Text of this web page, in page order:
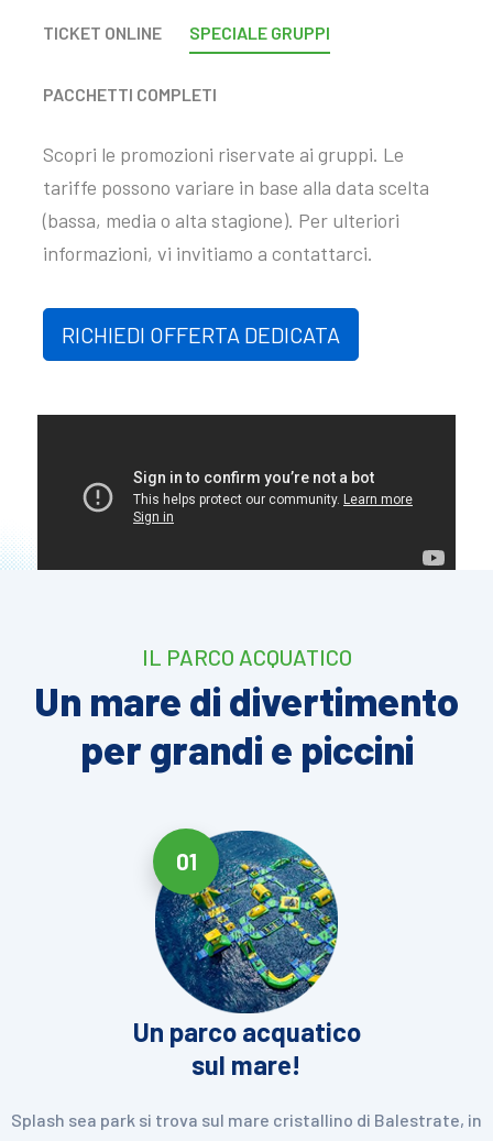
TICKET ONLINE SPECIALE GRUPPI
PACCHETTI COMPLETI
Scopri le promozioni riservate ai gruppi. Le
tariffe possono variare in base alla data scelta
(bassa, media o alta stagione). Per ulteriori
informazioni, vi invitiamo a contattarci.
RICHIEDI OFFERTA DEDICATA
IL PARCO ACQUATICO
Un mare di divertimento
per grandi e piccini
01
Un parco acquatico
sul mare!
Splash sea park si trova sul mare cristallino di Balestrate, in